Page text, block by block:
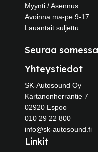
Myynti / Asennus
Avoinna ma-pe 9-17
Lauantait suljettu
Seuraa somessa
Yhteystiedot
SK-Autosound Oy
Kartanonherrantie 7
02920 Espoo
010 29 22 800
info@sk-autosound.fi
Linkit